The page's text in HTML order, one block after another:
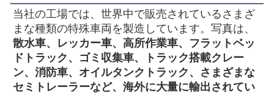
当社の工場では、世界中で販売されているさまざ
まな種類の特殊車両を製造しています。写真は、
散水車、レッカー車、高所作業車、フラットベッ
ドトラック、ゴミ収集車、トラック搭載クレー
ン、消防車、オイルタンクトラック、さまざまな
セミトレーラーなど、海外に大量に輸出されてい